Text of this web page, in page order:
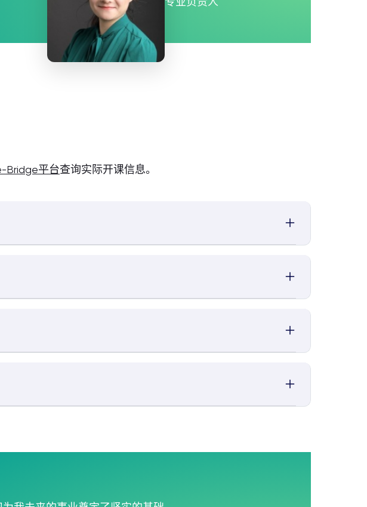
Bridge平台查询实际开课信息。